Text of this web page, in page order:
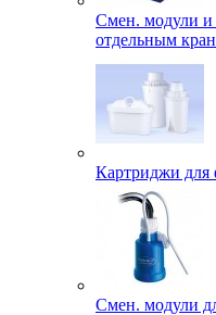
Смен. модули и
отдельным
Картриджи для
Смен. модули